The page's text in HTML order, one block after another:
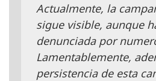
Actualmente, la
sigue visible, aunque
denunciada por
Lamentablemente,
persistencia de esta